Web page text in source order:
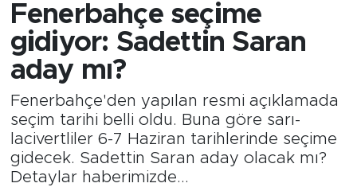
Fenerbahçe seçime
gidiyor: Sadettin Saran
aday mı?
Fenerbahçe'den yapılan resmi açıklamada
seçim tarihi belli oldu. Buna göre sarı-
lacivertliler 6-7 Haziran tarihlerinde seçime
gidecek. Sadettin Saran aday olacak mı?
Detaylar haberimizde...
Süper Lig Puan Durumu ve Fikstür
Tüm Manşetler
Son Dakika Haberleri
Haber Arşivi